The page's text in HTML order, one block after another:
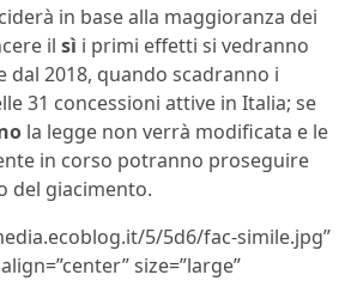
in base alla maggioranza dei
il sì i primi effetti si vedranno
dal 2018, quando scadranno i
31 concessioni attive in Italia; se
la legge non verrà modificata e le
in corso potranno proseguire
del giacimento.
5/5d6/fac-simile.jpg”
size=”large”